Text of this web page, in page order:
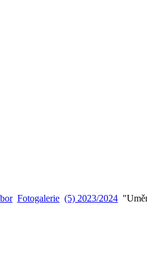
Fotogalerie (5) 2023/2024